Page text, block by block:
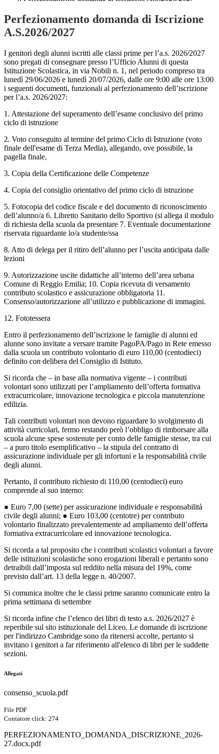
Perfezionamento domanda di Iscrizione
A.S.2026/2027
I genitori degli alunni iscritti alle classi prime per l’a.s. 2026/2027
sono pregati di consegnare presso l’Ufficio Alunni di questa
Istituzione Scolastica, in via Nobili n. 1, nel periodo compreso tra
lunedì 29/06/2026 e lunedì 20/07/2026, dalle ore 9:00 alle ore 13:00
i seguenti documenti, funzionali al perfezionamento dell’iscrizione
per l’a.s. 2026/2027:
1. Attestazione del superamento dell’esame conclusivo del primo
ciclo di istruzione
2. Voto conseguito al termine del primo Ciclo di Istruzione (voto
finale dell'esame di Terza Media), allegando, ove possibile, la
pagella finale,
3. Copia della Certificazione delle Competenze
4. Copia del consiglio orientativo del primo ciclo di istruzione
5. Fotocopia del codice fiscale e del documento di riconoscimento
dell’alunno/a 6. Libretto Sanitario dello Sportivo (si allega il modulo
di richiesta della scuola da presentare 7. Eventuale documentazione
riservata riguardante lo/a studente/ssa
8. Atto di delega per il ritiro dell’alunno per l’uscita anticipata dalle
lezioni
9. Autorizzazione uscite didattiche all’interno dell’area urbana
Comune di Reggio Emilia; 10. Copia ricevuta di versamento
contributo scolastico e assicurazione obbligatoria 11.
Consenso/autorizzazione all’utilizzo e pubblicazione di immagini.
12. Fototessera
Entro il perfezionamento dell’iscrizione le famiglie di alunni ed
alunne sono invitate a versare tramite PagoPA/Pago in Rete emesso
dalla scuola un contributo volontario di euro 110,00 (centodieci)
definito con delibera del Consiglio di Istituto.
Si ricorda che – in base alla normativa vigente – i contributi
volontari sono utilizzati per l’ampliamento dell’offerta formativa
extracurricolare, innovazione tecnologica e piccola manutenzione
edilizia.
Tali contributi volontari non devono riguardare lo svolgimento di
attività curricolari, fermo restando però l’obbligo di rimborsare alla
scuola alcune spese sostenute per conto delle famiglie stesse, tra cui
– a puro titolo esemplificativo – la stipula del contratto di
assicurazione individuale per gli infortuni e la responsabilità civile
degli alunni.
Pertanto, il contributo richiesto di 110,00 (centodieci) euro
comprende al suo interno:
● Euro 7,00 (sette) per assicurazione individuale e responsabilità
civile degli alunni; ● Euro 103,00 (centotre) per contributo
volontario finalizzato prevalentemente ad ampliamento dell’offerta
formativa extracurricolare ed innovazione tecnologica.
Si ricorda a tal proposito che i contributi scolastici volontari a favore
delle istituzioni scolastiche sono erogazioni liberali e pertanto sono
detraibili dall’imposta sul reddito nella misura del 19%, come
previsto dall’art. 13 della legge n. 40/2007.
Si comunica inoltre che le classi prime saranno comunicate entro la
prima settimana di settembre
Si ricorda infine che l’elenco dei libri di testo a.s. 2026/2027 è
reperibile sul sito istituzionale del Liceo. Le domande di iscrizione
per l'indirizzo Cambridge sono da ritenersi accolte, pertanto si
invitano i genitori a far riferimento all'elenco di libri per le suddette
sezioni.
Allegati
consenso_scuola.pdf
File PDF
Contatore click: 274
PERFEZIONAMENTO_DOMANDA_DISCRIZIONE_2026-
27.docx.pdf